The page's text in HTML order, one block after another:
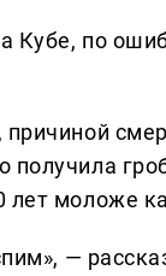
Кубе, по
лет моложе
—